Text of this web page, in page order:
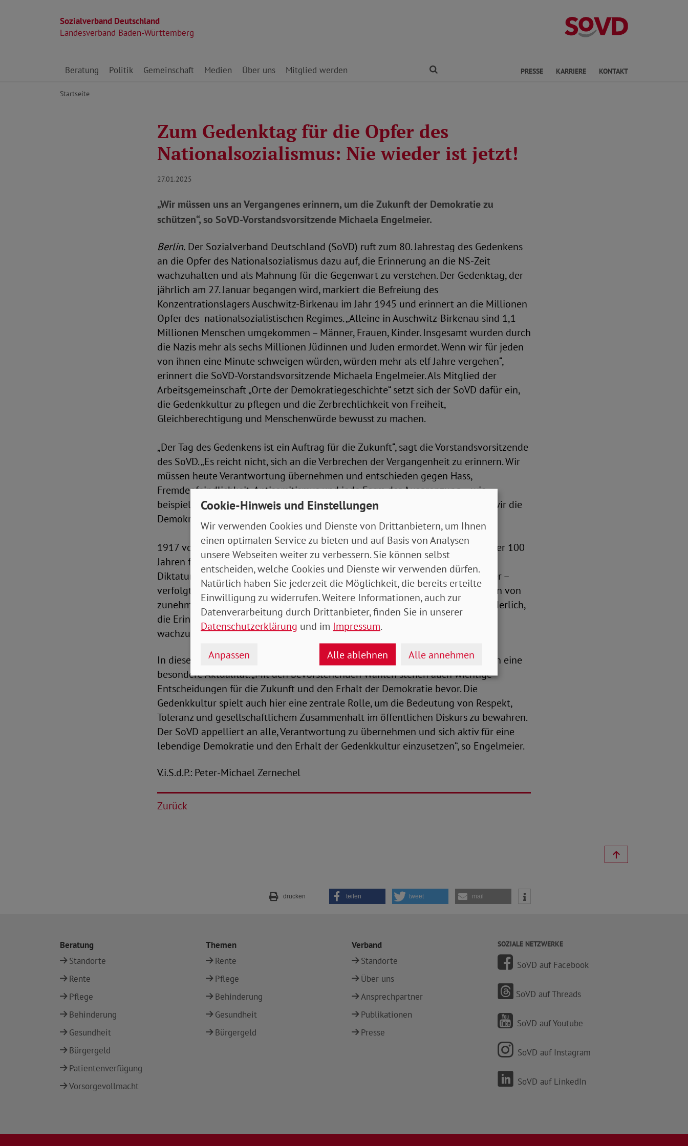
Sozialverband Deutschland
Landesverband Baden-Württemberg
Landesverband
Direkt zu den Inhalten springen
Beratung Politik Gemeinschaft Medien Über uns Mitglied werden PRESSE KARRIERE KONTAKT
Startseite
Zum Gedenktag für die Opfer des
Nationalsozialismus: Nie wieder ist jetzt!
27.01.2025
„Wir müssen uns an Vergangenes erinnern, um die Zukunft der Demokratie zu
schützen“, so SoVD-Vorstandsvorsitzende Michaela Engelmeier.
Berlin. Der Sozialverband Deutschland (SoVD) ruft zum 80. Jahrestag des Gedenkens
an die Opfer des Nationalsozialismus dazu auf, die Erinnerung an die NS-Zeit
wachzuhalten und als Mahnung für die Gegenwart zu verstehen. Der Gedenktag, der
jährlich am 27. Januar begangen wird, markiert die Befreiung des
Konzentrationslagers Auschwitz-Birkenau im Jahr 1945 und erinnert an die Millionen
Opfer des nationalsozialistischen Regimes. „Alleine in Auschwitz-Birkenau sind 1,1
Millionen Menschen umgekommen – Männer, Frauen, Kinder. Insgesamt wurden durch
die Nazis mehr als sechs Millionen Jüdinnen und Juden ermordet. Wenn wir für jeden
von ihnen eine Minute schweigen würden, würden mehr als elf Jahre vergehen“,
erinnert die SoVD-Vorstandsvorsitzende Michaela Engelmeier. Als Mitglied der
Arbeitsgemeinschaft „Orte der Demokratiegeschichte“ setzt sich der SoVD dafür ein,
die Gedenkkultur zu pflegen und die Zerbrechlichkeit von Freiheit,
Gleichberechtigung und Menschenwürde bewusst zu machen.
„Der Tag des Gedenkens ist ein Auftrag für die Zukunft“, sagt die Vorstandsvorsitzende
des SoVD. „Es reicht nicht, sich an die Verbrechen der Vergangenheit zu erinnern. Wir
müssen heute Verantwortung übernehmen und entschieden gegen Hass,
Fremdenfeindlichkeit, Antisemitismus und jede Form der Ausgrenzung – wie
beispielsweise von Menschen mit Behinderungen – vorgehen. Nur so können wir die
Demokratie stärken!“
1917 von Kriegsopfern als „Reichsbund“ gegründet, setzt sich der SoVD seit über 100
Jahren für Demokratie, Freiheit und soziale Gerechtigkeit ein. Während der NS-
Diktatur wurden auch Verbandsmitglieder – darunter der Gründer Erich Kuttner –
verfolgt, inhaftiert und ermordet.Michaela Engelmeier mahnt: „Gerade in Zeiten von
zunehmender Polarisierung, Desinformationen und Hass ist es zwingend erforderlich,
die Erinnerungen an die schrecklichen Gräueltaten der Nationalsozialisten
wachzuhalten.“
In diesem Jahr erhält der Gedenktag aus Sicht der SoVD-Vorstandsvorsitzenden eine
besondere Aktualität. „Mit den bevorstehenden Wahlen stehen auch wichtige
Entscheidungen für die Zukunft und den Erhalt der Demokratie bevor. Die
Gedenkkultur spielt auch hier eine zentrale Rolle, um die Bedeutung von Respekt,
Toleranz und gesellschaftlichem Zusammenhalt im öffentlichen Diskurs zu bewahren.
Der SoVD appelliert an alle, Verantwortung zu übernehmen und sich aktiv für eine
lebendige Demokratie und den Erhalt der Gedenkkultur einzusetzen“, so Engelmeier.
V.i.S.d.P.: Peter-Michael Zernechel
Zurück
drucken teilen tweet mail
Beratung
Standorte
Rente
Pflege
Behinderung
Gesundheit
Bürgergeld
Patientenverfügung
Vorsorgevollmacht
Themen
Rente
Pflege
Behinderung
Gesundheit
Bürgergeld
Verband
Standorte
Über uns
Ansprechpartner
Publikationen
Presse
SOZIALE NETZWERKE
SoVD auf Facebook
SoVD auf Threads
SoVD auf Youtube
SoVD auf Instagram
SoVD auf LinkedIn
Cookie-Hinweis und Einstellungen
Wir verwenden Cookies und Dienste von Drittanbietern, um Ihnen
einen optimalen Service zu bieten und auf Basis von Analysen
unsere Webseiten weiter zu verbessern. Sie können selbst
entscheiden, welche Cookies und Dienste wir verwenden dürfen.
Natürlich haben Sie jederzeit die Möglichkeit, die bereits erteilte
Einwilligung zu widerrufen. Weitere Informationen, auch zur
Datenverarbeitung durch Drittanbieter, finden Sie in unserer
Datenschutzerklärung und im Impressum.
Anpassen Alle ablehnen Alle annehmen